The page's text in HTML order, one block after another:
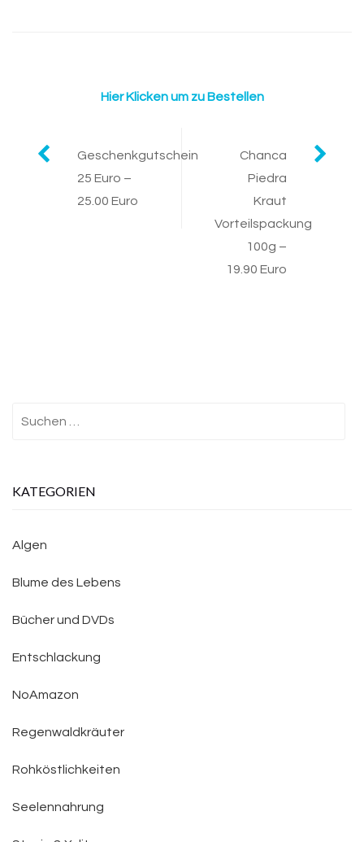
Hier Klicken um zu Bestellen
Post
navigation
Geschenkgutschein
25 Euro –
25.00 Euro
Chanca
Piedra
Kraut
Vorteilspackung
100g –
19.90 Euro
KATEGORIEN
Algen
Blume des Lebens
Bücher und DVDs
Entschlackung
NoAmazon
Regenwaldkräuter
Rohköstlichkeiten
Seelennahrung